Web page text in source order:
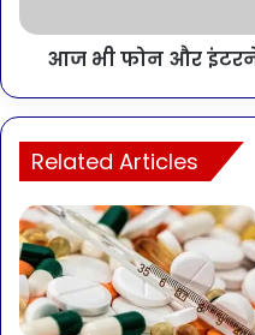
आज भी फोन और
Related Articles